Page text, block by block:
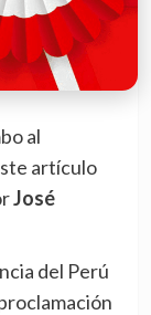
al
artículo
José
del Perú